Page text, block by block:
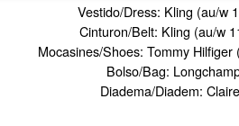
Vestido/Dress: Kling (au/w
Cinturon/Belt: Kling (au/w
Mocasines/Shoes: Tommy Hilfiger
Bolso/Bag:
Diadema/Diadem: